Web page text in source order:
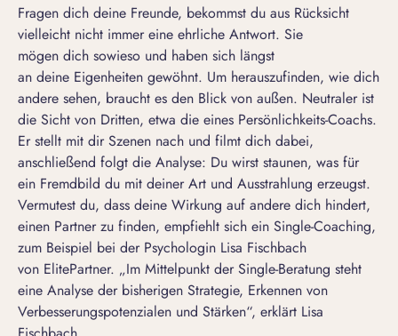
Fragen dich deine Freunde, bekommst du aus Rücksicht
vielleicht nicht immer eine ehrliche Antwort. Sie
mögen dich sowieso und haben sich längst
an deine Eigenheiten gewöhnt. Um herauszufinden, wie dich
andere sehen, braucht es den Blick von außen. Neutraler ist
die Sicht von Dritten, etwa die eines Persönlichkeits-Coachs.
Er stellt mit dir Szenen nach und filmt dich dabei,
anschließend folgt die Analyse: Du wirst staunen, was für
ein Fremdbild du mit deiner Art und Ausstrahlung erzeugst.
Vermutest du, dass deine Wirkung auf andere dich hindert,
einen Partner zu finden, empfiehlt sich ein Single-Coaching,
zum Beispiel bei der Psychologin Lisa Fischbach
von ElitePartner. „Im Mittelpunkt der Single-Beratung steht
eine Analyse der bisherigen Strategie, Erkennen von
Verbesserungspotenzialen und Stärken“, erklärt Lisa